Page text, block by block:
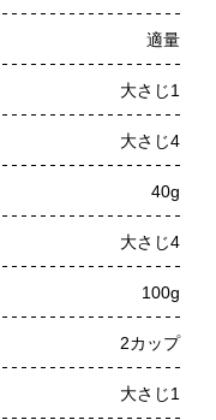
適量
大さじ1
大さじ4
40g
大さじ4
100g
2カップ
大さじ1